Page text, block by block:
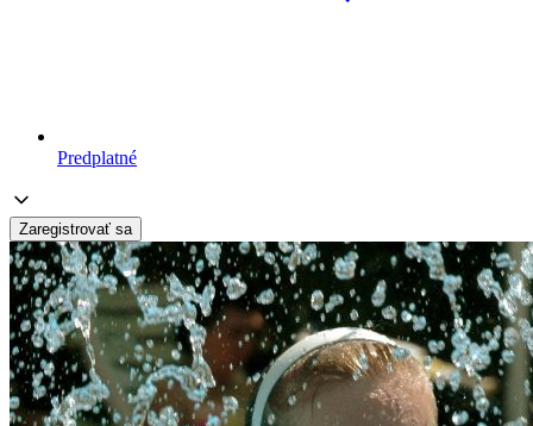
Predplatné
Zaregistrovať sa